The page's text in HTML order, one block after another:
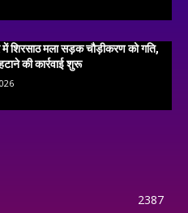
में शिरसाठ मला सड़क चौड़ीकरण को गति,
की कार्रवाई शुरू
2387